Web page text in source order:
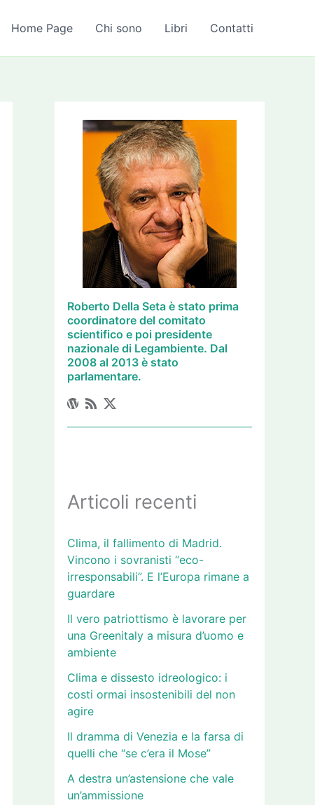
Home Page Chi sono Libri Contatti
Roberto Della Seta è stato prima
coordinatore del comitato
scientifico e poi presidente
nazionale di Legambiente. Dal
2008 al 2013 è stato
parlamentare.
Articoli recenti
Clima, il fallimento di Madrid.
Vincono i sovranisti “eco-
irresponsabili”. E l’Europa rimane a
guardare
Il vero patriottismo è lavorare per
una Greenitaly a misura d’uomo e
ambiente
Clima e dissesto idreologico: i
costi ormai insostenibili del non
agire
Il dramma di Venezia e la farsa di
quelli che “se c’era il Mose”
A destra un’astensione che vale
un’ammissione
c